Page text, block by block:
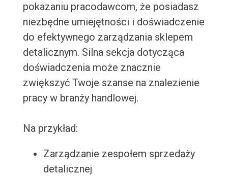
pokazaniu pracodawcom, że posiadasz
niezbędne umiejętności i doświadczenie
do efektywnego zarządzania sklepem
detalicznym. Silna sekcja dotycząca
doświadczenia może znacznie
zwiększyć Twoje szanse na znalezienie
pracy w branży handlowej.
Na przykład:
Zarządzanie zespołem sprzedaży
detalicznej